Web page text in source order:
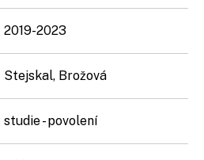
2019-2023
Stejskal, Brožová
studie - povolení